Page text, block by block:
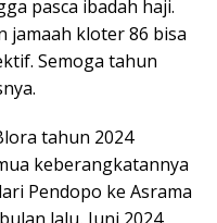
pasca ibadah haji.
jamaah kloter 86 bisa
Semoga tahun
tahun 2024
keberangkatannya
Pendopo ke Asrama